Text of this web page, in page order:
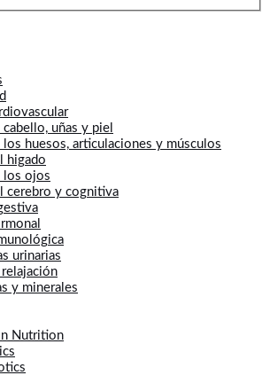
cabello, uñas y piel
los huesos, articulaciones y músculos
higado
los ojos
cerebro y cognitiva
urinarias
y minerales
Nutrition